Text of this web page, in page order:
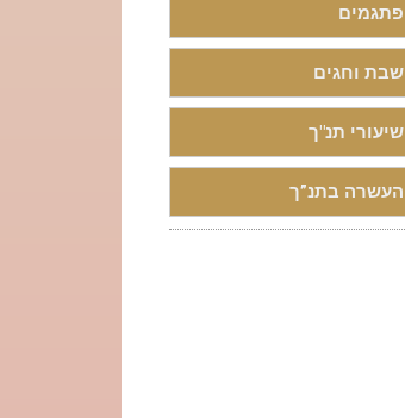
פתגמים
שבת וחגים
שיעורי תנ"ך
העשרה בתנ”ך